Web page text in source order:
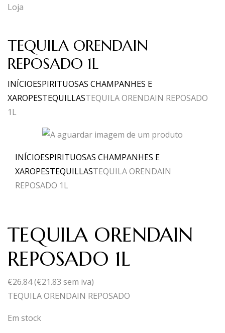
Loja
TEQUILA ORENDAIN
REPOSADO 1L
INÍCIOESPIRITUOSAS CHAMPANHES E
XAROPESTEQUILLASTEQUILA ORENDAIN REPOSADO
1L
INÍCIOESPIRITUOSAS CHAMPANHES E
XAROPESTEQUILLASTEQUILA ORENDAIN
REPOSADO 1L
TEQUILA ORENDAIN
REPOSADO 1L
€26.84(€21.83 sem iva)
TEQUILA ORENDAIN REPOSADO
Em stock